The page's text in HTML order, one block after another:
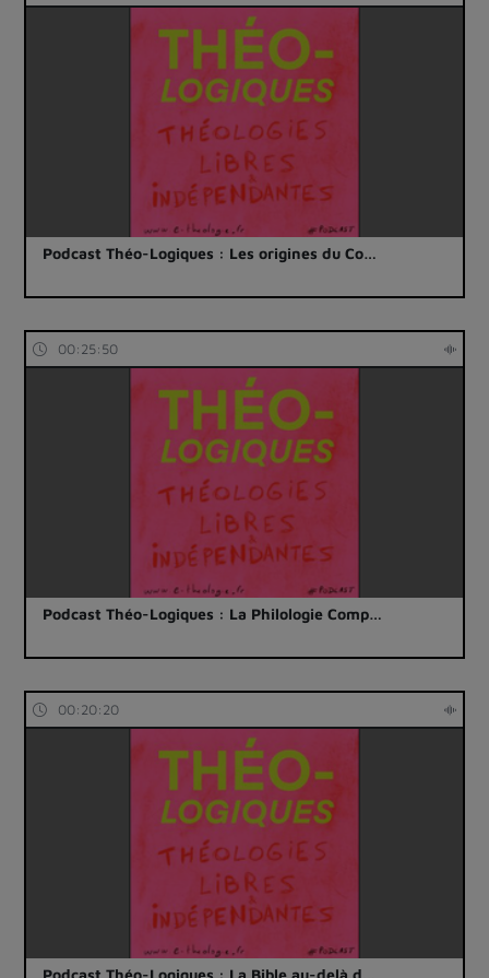
Podcast Théo-Logiques : Les origines du Co…
00:25:50
Podcast Théo-Logiques : La Philologie Comp…
00:20:20